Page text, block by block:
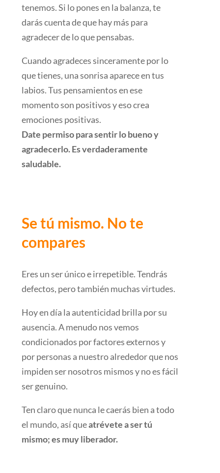
tenemos. Si lo pones en la balanza, te
darás cuenta de que hay más para
agradecer de lo que pensabas.
Cuando agradeces sinceramente por lo
que tienes, una sonrisa aparece en tus
labios. Tus pensamientos en ese
momento son positivos y eso crea
emociones positivas.
Date permiso para sentir lo bueno y
agradecerlo. Es verdaderamente
saludable.
Se tú mismo. No te
compares
Eres un ser único e irrepetible. Tendrás
defectos, pero también muchas virtudes.
Hoy en día la autenticidad brilla por su
ausencia. A menudo nos vemos
condicionados por factores externos y
por personas a nuestro alrededor que nos
impiden ser nosotros mismos y no es fácil
ser genuino.
Ten claro que nunca le caerás bien a todo
el mundo, así queatrévete a ser tú
mismo; es muy liberador.